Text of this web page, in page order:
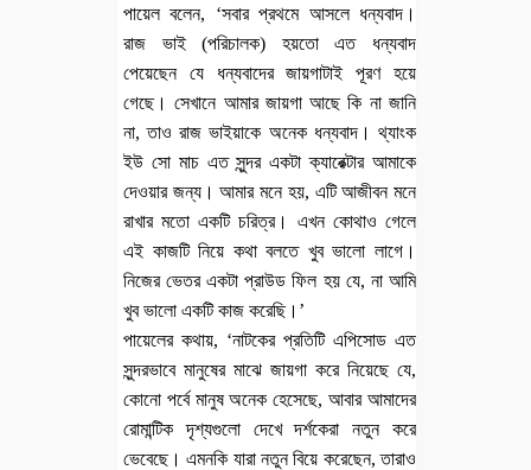
পায়েল বলেন, ‘সবার প্রথমে আসলে ধন্যবাদ।
রাজ ভাই (পরিচালক) হয়তো এত ধন্যবাদ
পেয়েছেন যে ধন্যবাদের জায়গাটাই পূরণ হয়ে
গেছে। সেখানে আমার জায়গা আছে কি না জানি
না, তাও রাজ ভাইয়াকে অনেক ধন্যবাদ। থ্যাংক
ইউ সো মাচ এত সুন্দর একটা ক্যারেক্টার আমাকে
দেওয়ার জন্য। আমার মনে হয়, এটি আজীবন মনে
রাখার মতো একটি চরিত্র। এখন কোথাও গেলে
এই কাজটি নিয়ে কথা বলতে খুব ভালো লাগে।
নিজের ভেতর একটা প্রাউড ফিল হয় যে, না আমি
খুব ভালো একটি কাজ করেছি।’
পায়েলের কথায়, ‘নাটকের প্রতিটি এপিসোড এত
সুন্দরভাবে মানুষের মাঝে জায়গা করে নিয়েছে যে,
কোনো পর্বে মানুষ অনেক হেসেছে, আবার আমাদের
রোমান্টিক দৃশ্যগুলো দেখে দর্শকেরা নতুন করে
ভেবেছে। এমনকি যারা নতুন বিয়ে করেছেন, তারাও